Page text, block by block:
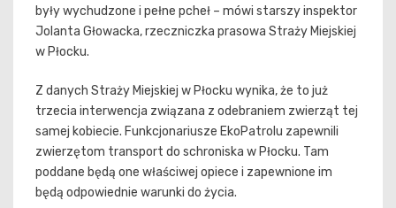
były wychudzone i pełne pcheł – mówi starszy inspektor
Jolanta Głowacka, rzeczniczka prasowa Straży Miejskiej
w Płocku.
Z danych Straży Miejskiej w Płocku wynika, że to już
trzecia interwencja związana z odebraniem zwierząt tej
samej kobiecie. Funkcjonariusze EkoPatrolu zapewnili
zwierzętom transport do schroniska w Płocku. Tam
poddane będą one właściwej opiece i zapewnione im
będą odpowiednie warunki do życia.